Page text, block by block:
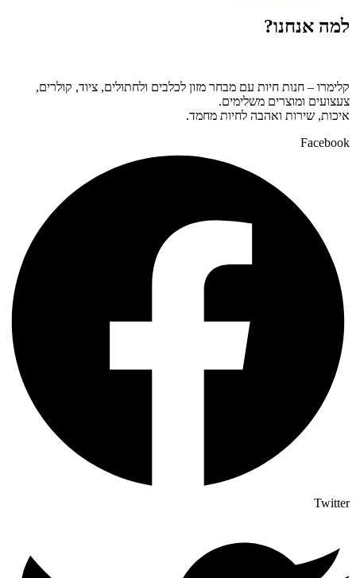
למה אנחנו?
קלימרו – חנות חיות עם מבחר מזון לכלבים ולחתולים, ציוד, קולרים,
צעצועים ומוצרים משלימים.
איכות, שירות ואהבה לחיות מחמד.
Facebook
Twitter